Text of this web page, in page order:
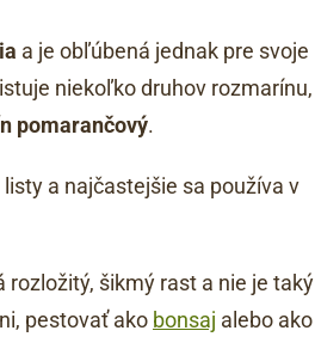
a je obľúbená jednak pre svoje
niekoľko druhov rozmarínu,
pomarančový.
a najčastejšie sa používa v
rozložitý, šikmý rast a nie je taký
pestovať ako bonsaj alebo ako